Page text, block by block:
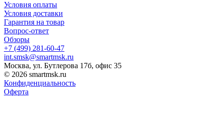
Условия оплаты
Условия доставки
Гарантия на товар
Вопрос-ответ
Обзоры
+7 (499) 281-60-47
int.smsk@smartmsk.ru
Москва, ул. Бутлерова 17б, офис 35
© 2026 smartmsk.ru
Конфиденциальность
Оферта